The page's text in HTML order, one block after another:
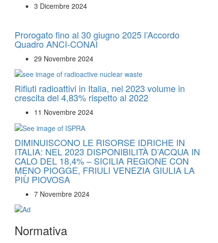
3 Dicembre 2024
Prorogato fino al 30 giugno 2025 l’Accordo
Quadro ANCI-CONAI
29 Novembre 2024
Rifiuti radioattivi in Italia, nel 2023 volume in
crescita del 4,83% rispetto al 2022
11 Novembre 2024
DIMINUISCONO LE RISORSE IDRICHE IN
ITALIA: NEL 2023 DISPONIBILITÀ D’ACQUA IN
CALO DEL 18,4% – SICILIA REGIONE CON
MENO PIOGGE, FRIULI VENEZIA GIULIA LA
PIÙ PIOVOSA
7 Novembre 2024
Normativa